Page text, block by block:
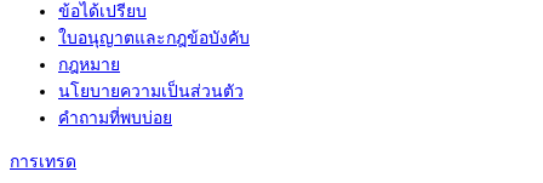
ข้อได้เปรียบ
ใบอนุญาตและกฎข้อบังคับ
กฎหมาย
นโยบายความเป็นส่วนตัว
คำถามที่พบบ่อย
การเทรด